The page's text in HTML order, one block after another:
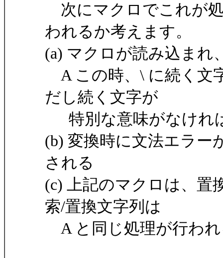
次にマクロでこれが
われるか考えます。
(a) マクロが読み込まれ
A この時、\ に続く文
だし続く文字が
特別な意味がなけれ
(b) 変換時に文法エラー
される
(c) 上記のマクロは、置
索/置換文字列は
A と同じ処理が行わ